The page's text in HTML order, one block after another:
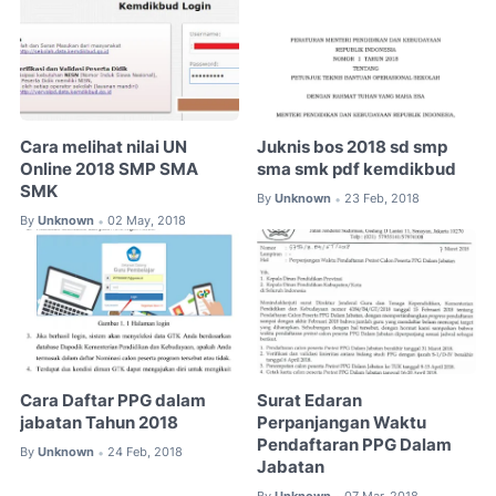
Cara melihat nilai UN
Online 2018 SMP SMA
SMK
By Unknown • 02 May, 2018
Juknis bos 2018 sd smp
sma smk pdf kemdikbud
By Unknown • 23 Feb, 2018
Cara Daftar PPG dalam
jabatan Tahun 2018
By Unknown • 24 Feb, 2018
Surat Edaran
Perpanjangan Waktu
Pendaftaran PPG Dalam
Jabatan